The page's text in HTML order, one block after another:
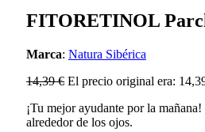
FITORETINOL
Marca: Natura Sibérica
14,39€ El precio original era:
¡Tu mejor ayudante por la
alrededor de los ojos.